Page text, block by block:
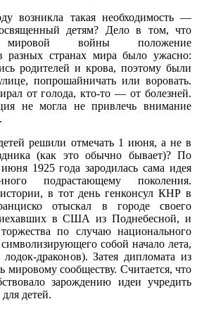
возникла такая необходимость —
детям? Дело в том, что
войны положение
разных странах мира было ужасно:
родителей и крова, поэтому были
попрошайничать или воровать.
от голода, кто-то — от болезней.
не могла не привлечь внимание
решили отмечать 1 июня, а не в
(как это обычно бывает)? По
1925 года зародилась сама идея
подрастающему поколения.
в тот день генконсул КНР в
отыскал в городе своего
в США из Поднебесной, и
по случаю национального
собой начало лета,
драконов). Затея дипломата из
мировому сообществу. Считается, что
зарождению идеи учредить
детей.